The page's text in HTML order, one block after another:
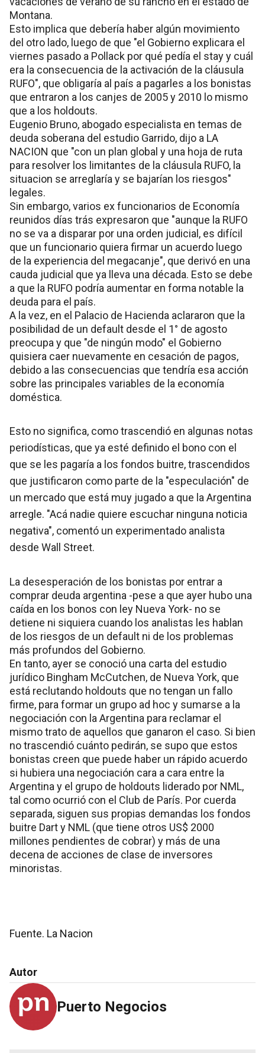
Montana.
Esto implica que debería haber algún movimiento
del otro lado, luego de que "el Gobierno explicara el
viernes pasado a Pollack por qué pedía el stay y cuál
era la consecuencia de la activación de la cláusula
RUFO", que obligaría al país a pagarles a los bonistas
que entraron a los canjes de 2005 y 2010 lo mismo
que a los holdouts.
Eugenio Bruno, abogado especialista en temas de
deuda soberana del estudio Garrido, dijo a LA
NACION que "con un plan global y una hoja de ruta
para resolver los limitantes de la cláusula RUFO, la
situacion se arreglaría y se bajarían los riesgos"
legales.
Sin embargo, varios ex funcionarios de Economía
reunidos días trás expresaron que "aunque la RUFO
no se va a disparar por una orden judicial, es difícil
que un funcionario quiera firmar un acuerdo luego
de la experiencia del megacanje", que derivó en una
cauda judicial que ya lleva una década. Esto se debe
a que la RUFO podría aumentar en forma notable la
deuda para el país.
A la vez, en el Palacio de Hacienda aclararon que la
posibilidad de un default desde el 1° de agosto
preocupa y que "de ningún modo" el Gobierno
quisiera caer nuevamente en cesación de pagos,
debido a las consecuencias que tendría esa acción
sobre las principales variables de la economía
doméstica.
Esto no significa, como trascendió en algunas notas
periodísticas, que ya esté definido el bono con el
que se les pagaría a los fondos buitre, trascendidos
que justificaron como parte de la "especulación" de
un mercado que está muy jugado a que la Argentina
arregle. "Acá nadie quiere escuchar ninguna noticia
negativa", comentó un experimentado analista
desde Wall Street.
La desesperación de los bonistas por entrar a
comprar deuda argentina -pese a que ayer hubo una
caída en los bonos con ley Nueva York- no se
detiene ni siquiera cuando los analistas les hablan
de los riesgos de un default ni de los problemas
más profundos del Gobierno.
En tanto, ayer se conoció una carta del estudio
jurídico Bingham McCutchen, de Nueva York, que
está reclutando holdouts que no tengan un fallo
firme, para formar un grupo ad hoc y sumarse a la
negociación con la Argentina para reclamar el
mismo trato de aquellos que ganaron el caso. Si bien
no trascendió cuánto pedirán, se supo que estos
bonistas creen que puede haber un rápido acuerdo
si hubiera una negociación cara a cara entre la
Argentina y el grupo de holdouts liderado por NML,
tal como ocurrió con el Club de París. Por cuerda
separada, siguen sus propias demandas los fondos
buitre Dart y NML (que tiene otros US$ 2000
millones pendientes de cobrar) y más de una
decena de acciones de clase de inversores
minoristas.
Fuente. La Nacion
Autor
Puerto Negocios